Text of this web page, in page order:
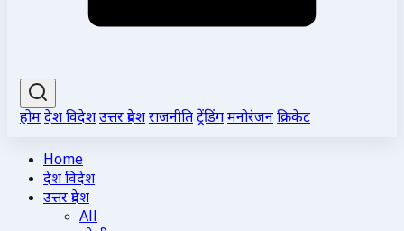
होमदेश विदेशउत्तर प्रदेशराजनीतिट्रेंडिंगमनोरंजनक्रिकेट
Home
देश विदेश
उत्तर प्रदेश
All